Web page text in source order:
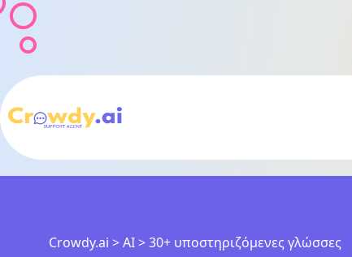
Crowdy.ai >AI>30+ υποστηριζόμενες γλώσσες